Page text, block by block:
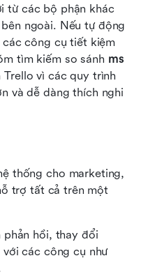
từ các bộ phận khác
ngoài. Nếu tự động
các công cụ tiết kiệm
tìm kiếm so sánh ms
vì các quy trình
và dễ dàng thích nghi
thống cho marketing,
trợ tất cả trên một
phản hồi, thay đổi
các công cụ như